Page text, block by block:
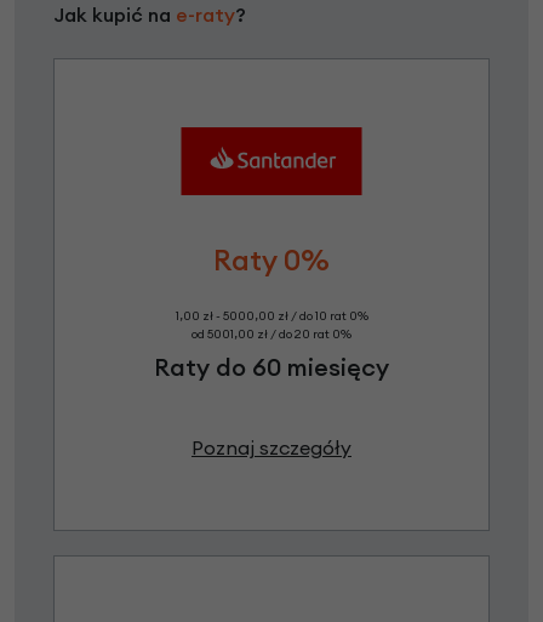
Jak kupić na e-raty?
Raty 0%
1,00 zł - 5000,00 zł / do 10 rat 0%
od 5001,00 zł / do 20 rat 0%
Raty do 60 miesięcy
Poznaj szczegóły